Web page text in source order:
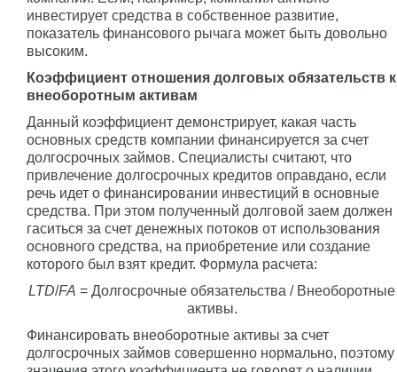
инвестирует средства в собственное развитие,
показатель финансового рычага может быть довольно
высоким.
Коэффициент отношения долговых обязательств к
внеоборотным активам
Данный коэффициент демонстрирует, какая часть
основных средств компании финансируется за счет
долгосрочных займов. Специалисты считают, что
привлечение долгосрочных кредитов оправдано, если
речь идет о финансировании инвестиций в основные
средства. При этом полученный долговой заем должен
гаситься за счет денежных потоков от использования
основного средства, на приобретение или создание
которого был взят кредит. Формула расчета:
LTD/FA = Долгосрочные обязательства / Внеоборотные
активы.
Финансировать внеоборотные активы за счет
долгосрочных займов совершенно нормально, поэтому